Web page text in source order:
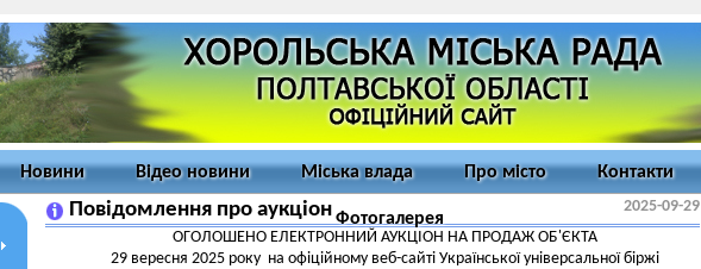
Новини Відео новини Міська влада Про місто Контакти
Фотогалерея
Повідомлення про аукціон
2025-09-29
ОГОЛОШЕНО ЕЛЕКТРОННИЙ АУКЦІОН НА ПРОДАЖ ОБ'ЄКТА
29 вересня 2025 року на офіційному веб-сайті Української універсальної біржі